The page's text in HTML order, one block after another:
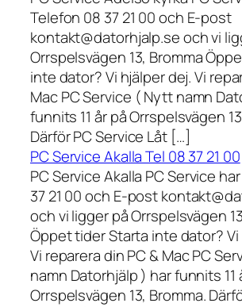
Telefon 08 37 21 00 och E-post
kontakt@datorhjalp.se och vi
Orrspelsvägen 13, Bromma
inte dator? Vi hjälper dej. Vi
Mac PC Service ( Nytt namn
funnits 11 år på Orrspelsvägen
Därför PC Service Låt […]
PC Service Akalla Tel 08 37 21 00
PC Service Akalla PC Service
37 21 00 och E-post
och vi ligger på Orrspelsvägen
Öppet tider Starta inte dator? Vi
Vi reparera din PC & Mac PC
namn Datorhjälp ) har funnits 11
Orrspelsvägen 13, Bromma.